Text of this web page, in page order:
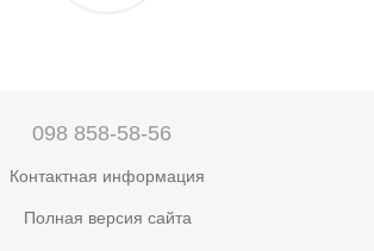
098 858-58-56
Контактная информация
Полная версия сайта